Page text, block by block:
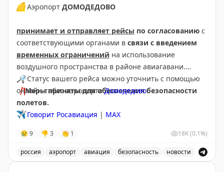
🟡Аэропорт ДОМОДЕДОВО
принимает и отправляет рейсы по согласованию с
соответствующими органами в связи с введением
временных ограничений на использование
воздушного пространства в районе авиагавани.
❗️Меры приняты для обеспечения безопасности
полетов.
🔎Статус вашего рейса можно уточнить с помощью
онлайн-табло аэропортаДомодедово.
✈️ Говорит Росавиация | МАХ
😢 9 👎 3 👏 1 18K(0.1%)
россия аэропорт авиация безопасность новости